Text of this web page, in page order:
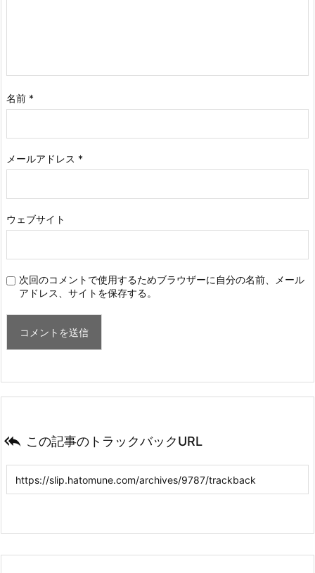
名前 *
メールアドレス *
ウェブサイト
次回のコメントで使用するためブラウザーに自分の名前、メール
アドレス、サイトを保存する。
 この記事のトラックバックURL